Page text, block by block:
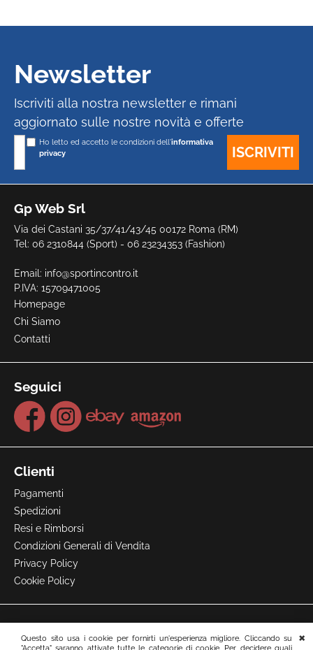
Questo sito usa i cookie per fornirti un'esperienza migliore. Cliccando su
"Accetta" saranno attivate tutte le categorie di cookie. Per decidere quali
Gp Web Srl
Via dei Castani 35/37/41/43/45 00172 Roma (RM)
Tel: 06 2310844 (Sport) - 06 23234353 (Fashion)
Email: info@sportincontro.it
P.IVA: 15709471005
Homepage
Chi Siamo
Contatti
Seguici
Clienti
Pagamenti
Spedizioni
Resi e Rimborsi
Condizioni Generali di Vendita
Privacy Policy
Cookie Policy
Newsletter
Iscriviti alla nostra newsletter e rimani
aggiornato sulle nostre novità e offerte
Ho letto ed accetto le condizioni dell'informativa
privacy